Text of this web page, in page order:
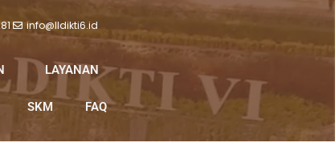
info@lldikti6.id
LAYANAN
SKM FAQ